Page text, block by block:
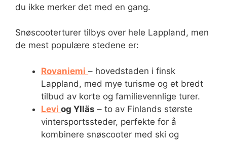
du ikke merker det med en gang.
Snøscooterturer tilbys over hele Lappland, men
de mest populære stedene er:
Rovaniemi – hovedstaden i finsk
Lappland, med mye turisme og et bredt
tilbud av korte og familievennlige turer.
Levi og Ylläs – to av Finlands største
vintersportssteder, perfekte for å
kombinere snøscooter med ski og